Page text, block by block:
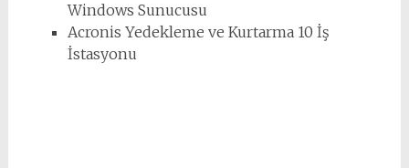
Windows Sunucusu
Acronis Yedekleme ve Kurtarma 10 İş
İstasyonu